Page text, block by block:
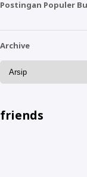
Postingan Populer
Archive
friends